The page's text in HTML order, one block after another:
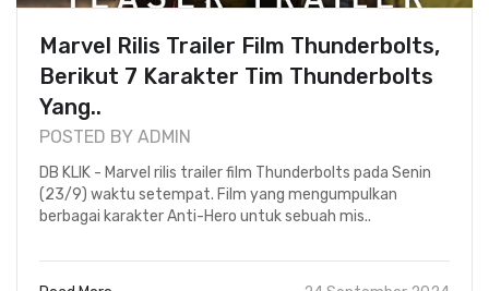
Marvel Rilis Trailer Film Thunderbolts,
Berikut 7 Karakter Tim Thunderbolts
Yang..
POSTED BY ADMIN
DB KLIK - Marvel rilis trailer film Thunderbolts pada Senin
(23/9) waktu setempat. Film yang mengumpulkan
berbagai karakter Anti-Hero untuk sebuah mis..